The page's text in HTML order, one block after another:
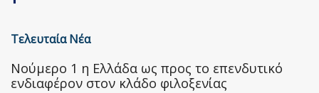
Τελευταία Νέα
Nούμερο 1 η Ελλάδα ως προς το επενδυτικό
ενδιαφέρον στον κλάδο φιλοξενίας